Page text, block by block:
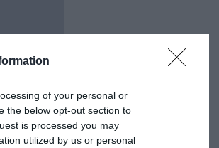
of your personal or
the below opt-out section to
is processed you may
utilized by us or personal